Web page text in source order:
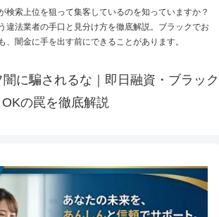
検索上位を狙って集客しているのを知っていますか？
違法業者の手口と見分け方を徹底解説。ブラックでお
、闇金に手を出す前にできることがあります。
に騙されるな｜即日融資・ブラック
OKの罠を徹底解説